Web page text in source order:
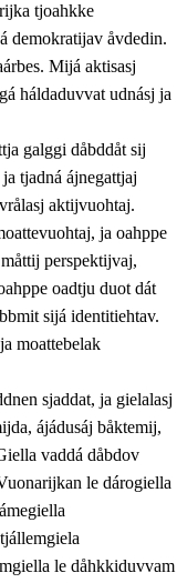
tjoahkke
demokratijav åvdedin.
Mijá aktisasj
háldaduvvat udnásj ja
galggi dåbddåt sij
tjadná ájnegattjaj
aktijvuohtaj.
ja oahppe
perspektijvaj,
oadtju duot dát
sijá identitiehtav.
moattebelak
sjaddat, ja gielalasj
ájádusáj båktemij,
vaddá dåbdov
le dárogiella
le dåhkkiduvvam